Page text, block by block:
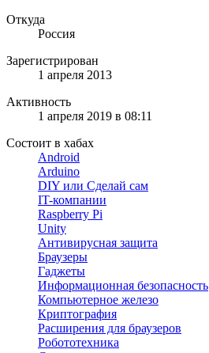
Откуда
Россия
Зарегистрирован
1 апреля 2013
Активность
1 апреля 2019 в 08:11
Состоит в хабах
Android
Arduino
DIY или Сделай сам
IT-компании
Raspberry Pi
Unity
Антивирусная защита
Браузеры
Гаджеты
Информационная безопасность
Компьютерное железо
Криптография
Расширения для браузеров
Робототехника